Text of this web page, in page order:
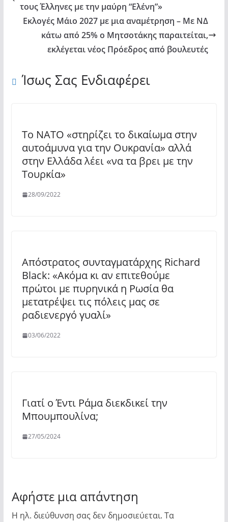
τους Έλληνες με την μαύρη “Ελένη”»
Εκλογές Μάιο 2027 με μια αναμέτρηση – Με ΝΔ
κάτω από 25% ο Μητσοτάκης παραιτείται,
εκλέγεται νέος Πρόεδρος από βουλευτές
Ίσως Σας Ενδιαφέρει
Το ΝΑΤΟ «στηρίζει το δικαίωμα στην
αυτοάμυνα για την Ουκρανία» αλλά
στην Ελλάδα λέει «να τα βρει με την
Τουρκία»
28/09/2022
Απόστρατος συνταγματάρχης Richard
Black: «Ακόμα κι αν επιτεθούμε
πρώτοι με πυρηνικά η Ρωσία θα
μετατρέψει τις πόλεις μας σε
ραδιενεργό γυαλί»
03/06/2022
Γιατί ο Έντι Ράμα διεκδικεί την
Μπουμπουλίνα;
27/05/2024
Αφήστε μια απάντηση
Η ηλ. διεύθυνση σας δεν δημοσιεύεται. Τα